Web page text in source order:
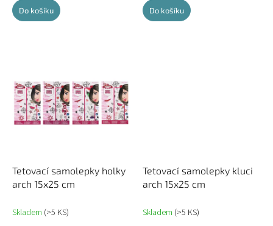
Do košíku Do košíku
Tetovací samolepky holky
arch 15x25 cm
Skladem (>5 KS)
Tetovací samolepky kluci
arch 15x25 cm
Skladem (>5 KS)